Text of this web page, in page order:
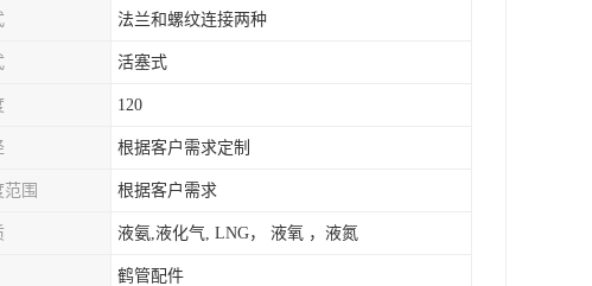
法兰和螺纹连接两种
活塞式
120
根据客户需求定制
围 根据客户需求
液氨,液化气, LNG， 液氧 ，液氮
鹤管配件